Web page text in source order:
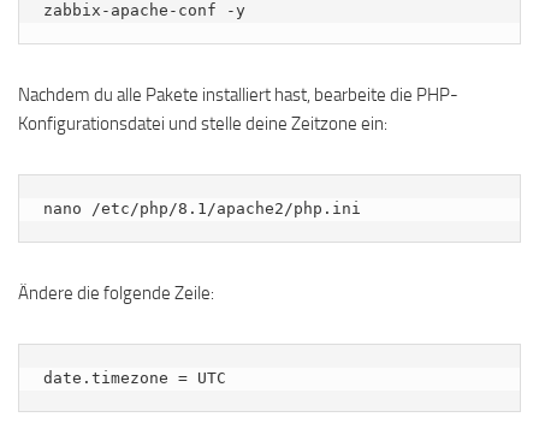
zabbix-apache-conf -y
Nachdem du alle Pakete installiert hast, bearbeite die PHP-
Konfigurationsdatei und stelle deine Zeitzone ein:
nano /etc/php/8.1/apache2/php.ini
Ändere die folgende Zeile: